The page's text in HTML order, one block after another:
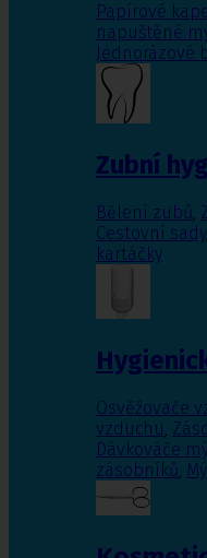
Papírové
napuštěné
Jednorázové
Zubní
Bělení zubů,
Cestovní sady,
kartáčky
Osvěžovače
vzduchu,
Dávkováče
zásobníků,